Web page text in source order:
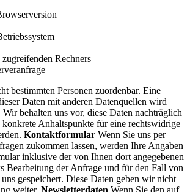
zugreifenden Rechners
bestimmten Personen zuordenbar. Eine
Daten mit anderen Datenquellen wird
behalten uns vor, diese Daten nachträglich
Anhaltspunkte für eine rechtswidrige
Kontaktformular Wenn Sie uns per
zukommen lassen, werden Ihre Angaben
inklusive der von Ihnen dort angegebenen
Bearbeitung der Anfrage und für den Fall von
gespeichert. Diese Daten geben wir nicht